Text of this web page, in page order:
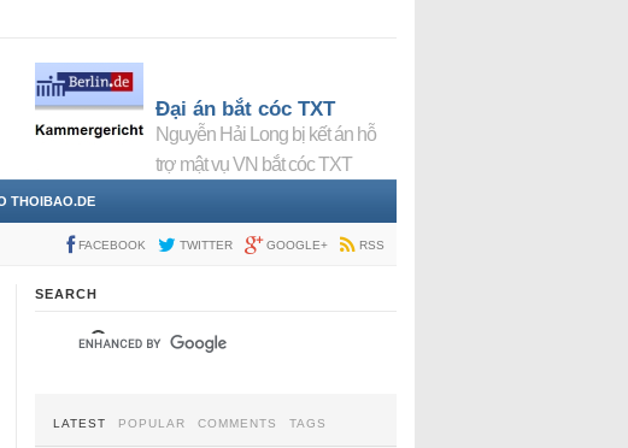
Đại án bắt cóc TXT
Nguyễn Hải Long bị kết án hỗ
trợ mật vụ VN bắt cóc TXT
THOIBAO.DE
FACEBOOK TWITTER GOOGLE+ RSS
SEARCH
LATEST POPULAR COMMENTS TAGS